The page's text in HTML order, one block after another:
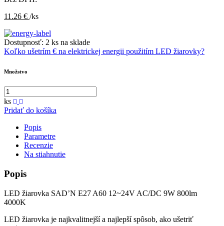
11.26 € /ks
Dostupnosť: 2 ks na sklade
Koľko ušetrím € na elektrickej energii použitím LED žiarovky?
Množstvo
ks
Pridať do košíka
Popis
Parametre
Recenzie
Na stiahnutie
Popis
LED žiarovka SAD’N E27 A60 12~24V AC/DC 9W 800lm
4000K
LED žiarovka je najkvalitnejší a najlepší spôsob, ako ušetriť